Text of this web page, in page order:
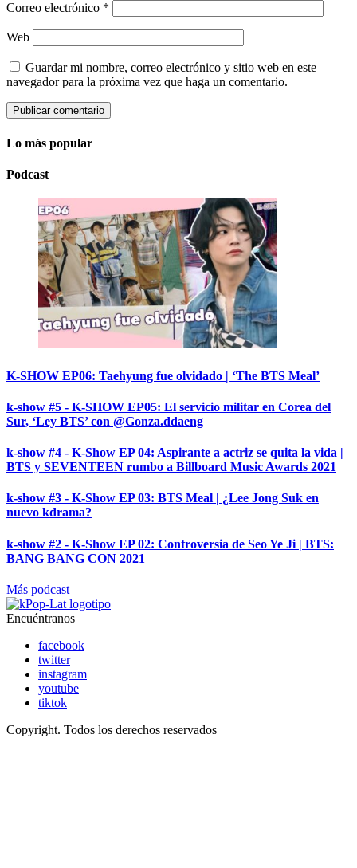
Correo electrónico *
Web
Guardar mi nombre, correo electrónico y sitio web en este
navegador para la próxima vez que haga un comentario.
Lo más popular
Podcast
K-SHOW EP06: Taehyung fue olvidado | ‘The BTS Meal’
k-show #5 - K-SHOW EP05: El servicio militar en Corea del
Sur, ‘Ley BTS’ con @Gonza.ddaeng
k-show #4 - K-Show EP 04: Aspirante a actriz se quita la vida |
BTS y SEVENTEEN rumbo a Billboard Music Awards 2021
k-show #3 - K-Show EP 03: BTS Meal | ¿Lee Jong Suk en
nuevo kdrama?
k-show #2 - K-Show EP 02: Controversia de Seo Ye Ji | BTS:
BANG BANG CON 2021
Más podcast
Encuéntranos
facebook
twitter
instagram
youtube
tiktok
Copyright. Todos los derechos reservados